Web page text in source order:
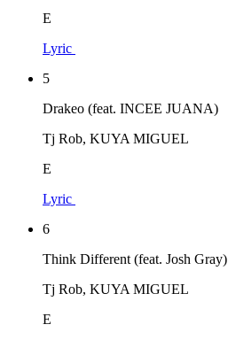
E
Lyric
5
Drakeo (feat. INCEE JUANA)
Tj Rob, KUYA MIGUEL
E
Lyric
6
Think Different (feat. Josh Gray)
Tj Rob, KUYA MIGUEL
E